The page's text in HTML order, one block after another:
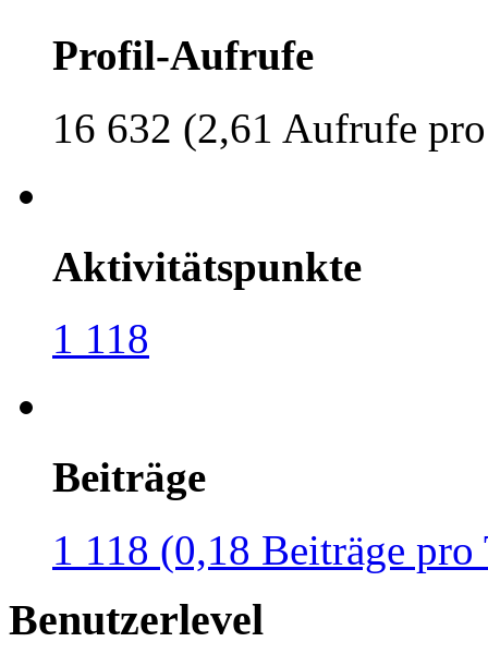
Profil-Aufrufe
16 632 (2,61 Aufrufe
Aktivitätspunkte
1 118
Beiträge
1 118 (0,18 Beiträge pro
Benutzerlevel